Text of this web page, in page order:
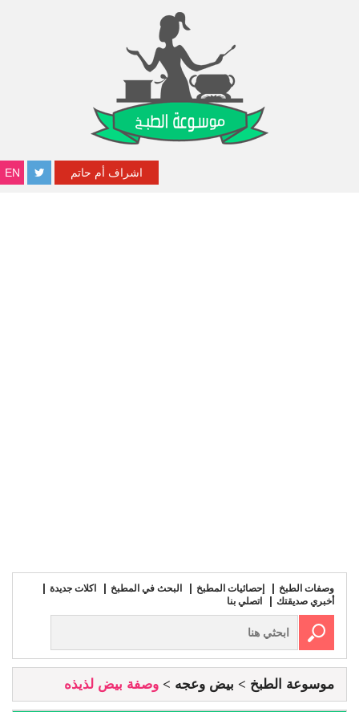
EN اشراف أم حاتم
وصفات الطبخ إحصائيات المطبخ البحث في المطبخ
اكلات جديدة
أخبري صديقتك
اتصلي بنا
موسوعة الطبخ بيض وعجه وصفة بيض لذيذه